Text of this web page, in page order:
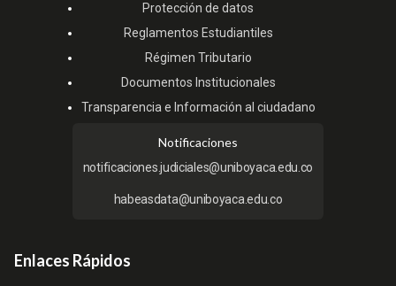
Protección de datos
Reglamentos Estudiantiles
Régimen Tributario
Documentos Institucionales
Transparencia e Información al ciudadano
Notificaciones
notificaciones.judiciales@uniboyaca.edu.co
habeasdata@uniboyaca.edu.co
Enlaces Rápidos